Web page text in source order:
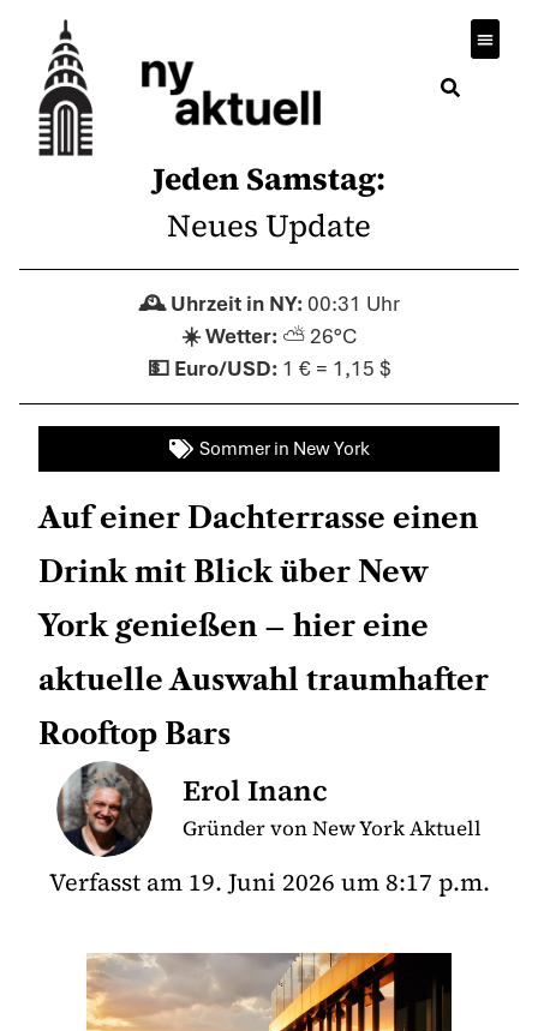
Jeden Samstag:
Neues Update
00:31 Uhr
⛅ 26°C
1 € = 1,15 $
Sommer in New York
Auf einer Dachterrasse einen
Drink mit Blick über New
York genießen – hier eine
aktuelle Auswahl traumhafter
Rooftop Bars
Erol Inanc
Gründer von New York Aktuell
Verfasst am 19. Juni 2026 um 8:17 p.m.